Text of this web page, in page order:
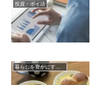
投資・ポイ活
暮らしを豊かにするモノ